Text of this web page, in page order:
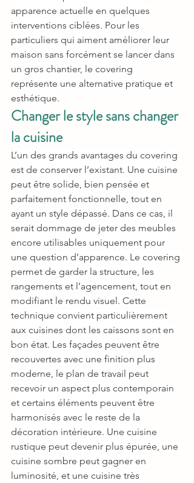
apparence actuelle en quelques
interventions ciblées. Pour les
particuliers qui aiment améliorer leur
maison sans forcément se lancer dans
un gros chantier, le covering
représente une alternative pratique et
esthétique.
Changer le style sans changer
la cuisine
L’un des grands avantages du covering
est de conserver l’existant. Une cuisine
peut être solide, bien pensée et
parfaitement fonctionnelle, tout en
ayant un style dépassé. Dans ce cas, il
serait dommage de jeter des meubles
encore utilisables uniquement pour
une question d’apparence. Le covering
permet de garder la structure, les
rangements et l’agencement, tout en
modifiant le rendu visuel. Cette
technique convient particulièrement
aux cuisines dont les caissons sont en
bon état. Les façades peuvent être
recouvertes avec une finition plus
moderne, le plan de travail peut
recevoir un aspect plus contemporain
et certains éléments peuvent être
harmonisés avec le reste de la
décoration intérieure. Une cuisine
rustique peut devenir plus épurée, une
cuisine sombre peut gagner en
luminosité, et une cuisine très